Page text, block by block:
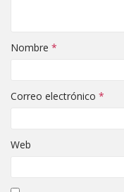
Nombre *
Correo electrónico *
Web